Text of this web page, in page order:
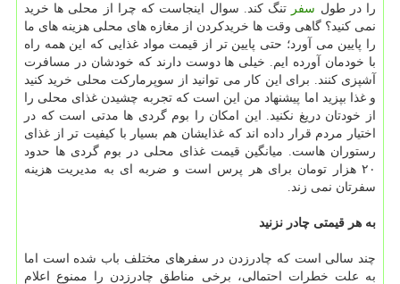
را در طول سفر تنگ كند. سوال اینجاست كه چرا از محلی ها خرید
نمی كنید؟ گاهی وقت ها خریدكردن از مغازه های محلی هزینه های ما
را پایین می آورد؛ حتی پایین تر از قیمت مواد غذایی كه این همه راه
با خودمان آورده ایم. خیلی ها دوست دارند كه خودشان در مسافرت
آشپزی كنند. برای این كار می توانید از سوپرماركت محلی خرید كنید
و غذا بپزید اما پیشنهاد من این است كه تجربه چشیدن غذای محلی را
از خودتان دریغ نكنید. این امكان را بوم گردی ها مدتی است كه در
اختیار مردم قرار داده اند كه غذایشان هم بسیار با كیفیت تر از غذای
رستوران هاست. میانگین قیمت غذای محلی در بوم گردی ها حدود
۲۰ هزار تومان برای هر پرس است و ضربه ای به مدیریت هزینه
سفرتان نمی زند.
به هر قیمتی چادر نزنید
چند سالی است كه چادرزدن در سفرهای مختلف باب شده است اما
به علت خطرات احتمالی، برخی مناطق چادرزدن را ممنوع اعلام